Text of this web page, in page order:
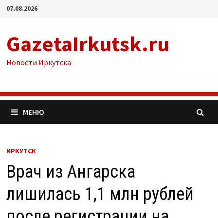
Перейти
07.08.2026
GazetaIrkutsk.ru
Новости Иркутска
МЕНЮ
ИРКУТСК
Врач из Ангарска
лишилась 1,1 млн рублей